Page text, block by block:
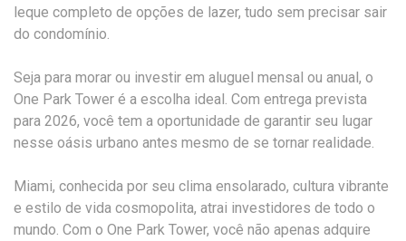
leque completo de opções de lazer, tudo sem precisar sair
do condomínio.
Seja para morar ou investir em aluguel mensal ou anual, o
One Park Tower é a escolha ideal. Com entrega prevista
para 2026, você tem a oportunidade de garantir seu lugar
nesse oásis urbano antes mesmo de se tornar realidade.
Miami, conhecida por seu clima ensolarado, cultura vibrante
e estilo de vida cosmopolita, atrai investidores de todo o
mundo. Com o One Park Tower, você não apenas adquire